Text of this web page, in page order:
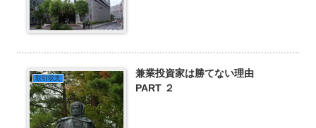
取引収支
兼業投資家は勝てない理由
PART ２